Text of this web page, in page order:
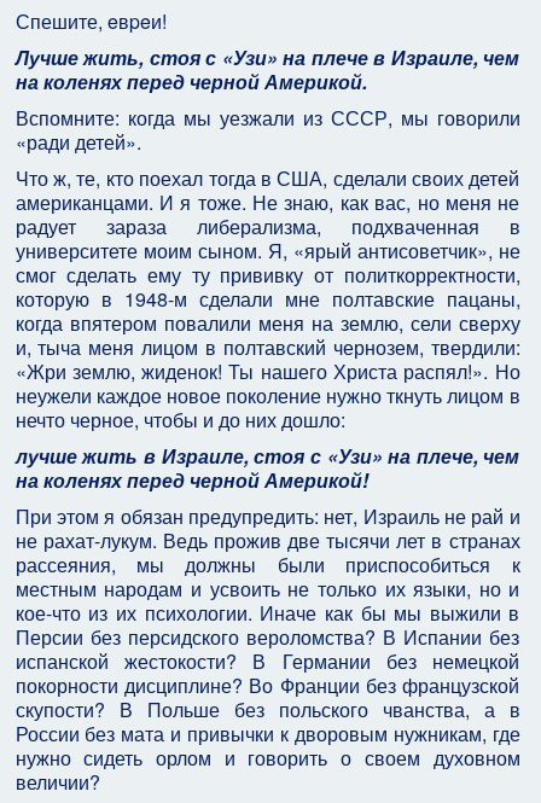
Спешите, eвpeи!
Лучше жить, стоя с «Узи» на плече в Израиле, чем
на коленях перед черной Америкой.
Вспомните: когда мы уезжали из СССР, мы говорили
«ради детей».
Что ж, те, кто поехал тогда в США, сделали своих детей
американцами. И я тоже. Не знаю, как вас, но меня не
радует зараза либерализма, подхваченная в
университете моим сыном. Я, «ярый антисоветчик», не
смог сделать ему ту прививку от политкорректности,
которую в 1948-м сделали мне полтавские пацаны,
когда впятером повалили меня на землю, сели сверху
и, тыча меня лицом в полтавский чернозем, твердили:
«Жри землю, жиденок! Ты нашего Христа распял!». Но
неужели каждое новое поколение нужно ткнуть лицом в
нечто черное, чтобы и до них дошло:
лучше жить в Израиле, стоя с «Узи» на плече, чем
на коленях перед черной Америкой!
При этом я обязан предупредить: нет, Израиль не рай и
не рахат-лукум. Ведь прожив две тысячи лет в странах
рассеяния, мы должны были приспособиться к
местным народам и усвоить не только их языки, но и
кое-что из их психологии. Иначе как бы мы выжили в
Персии без персидского вероломства? В Испании без
испанской жестокости? В Германии без немецкой
покорности дисциплине? Во Франции без французской
скупости? В Польше без польского чванства, а в
России без мата и привычки к дворовым нужникам, где
нужно сидеть орлом и говорить о своем духовном
величии?